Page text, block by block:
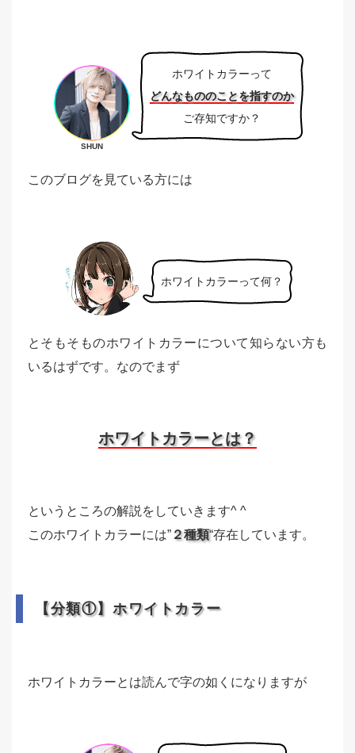
SHUN
ホワイトカラーって
どんなもののことを指すのか
ご存知ですか？
このブログを見ている方には
ホワイトカラーって何？
とそもそものホワイトカラーについて知らない方も
いるはずです。なのでまず
ホワイトカラーとは？
というところの解説をしていきます^ ^
このホワイトカラーには” ２種類“存在しています。
【分類①】ホワイトカラー
ホワイトカラーとは読んで字の如くになりますが